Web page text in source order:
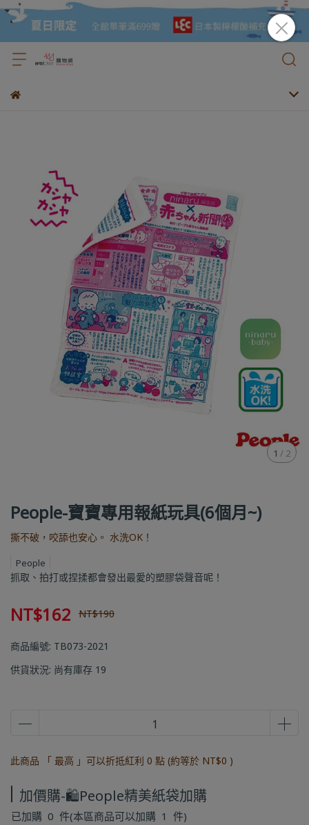
1 / 2
People-寶寶專用報紙玩具(6個月~)
撕不破，咬舔也安心。 水洗OK！
People
抓取、拍打或捏揉都會發出最愛的塑膠袋聲音呢！
NT$162 NT$190
商品編號: TB073-2021
供貨狀況: 尚有庫存 19
此商品 「 最高 」可以折抵紅利 0 點 (約等於 NT$0 )
加價購-🛍️People精美紙袋加購
已加購 0 件(本區商品可以加購 1 件)